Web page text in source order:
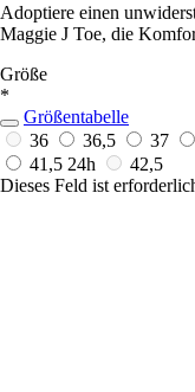
Adoptiere einen
Maggie J Toe, die
Größe
*
Größentabelle
36
36,5 37
41,5 24h
42,5
Dieses Feld ist